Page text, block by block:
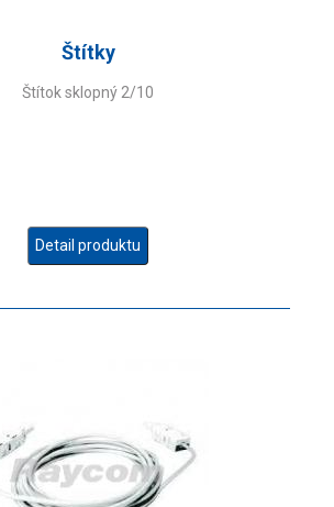
Štítky
Štítok sklopný 2/10
Detail produktu